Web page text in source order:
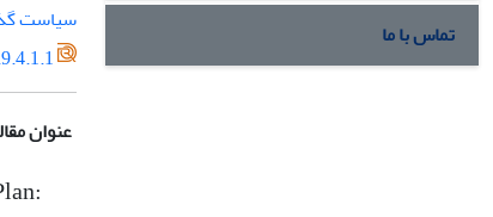
سیاست
عنوان
تماس با ما